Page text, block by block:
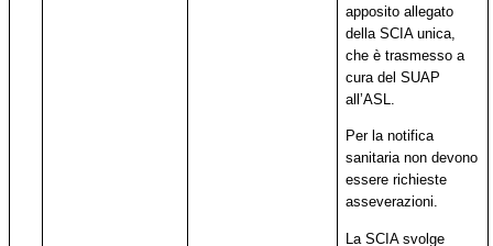
apposito allegato
della SCIA unica,
che è trasmesso a
cura del SUAP
all’ASL.
Per la notifica
sanitaria non devono
essere richieste
asseverazioni.
La SCIA svolge